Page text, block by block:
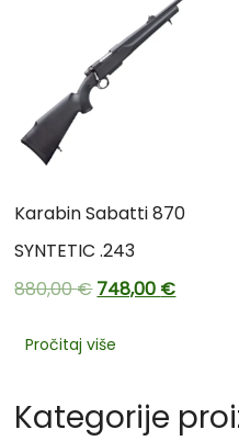
Karabin Sabatti 870
SYNTETIC .243
880,00€748,00 €
Pročitaj više
Kategorije